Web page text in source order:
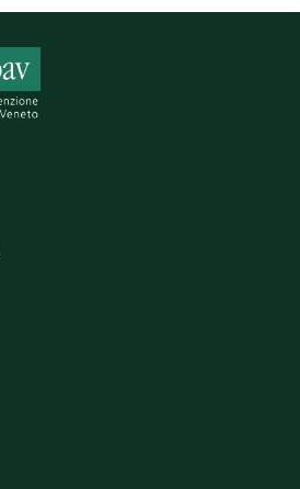
a migliorare il servizio